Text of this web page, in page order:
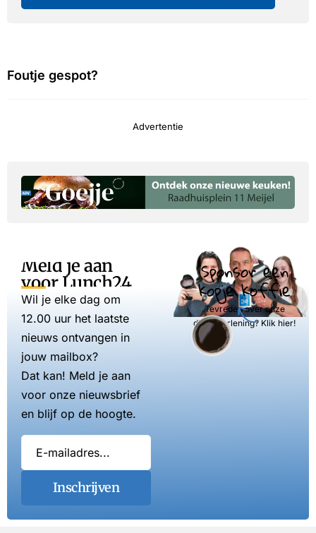
Foutje gespot?
Advertentie
Meld je aan
voor Lunch24
Wil je elke dag om
12.00 uur het laatste
nieuws ontvangen in
jouw mailbox?
Dat kan! Meld je aan
voor onze nieuwsbrief
en blijf op de hoogte.
Inschrijven
Sponsor een
kopje koffie
Tevreden over onze
dienstverlening? Klik hier!